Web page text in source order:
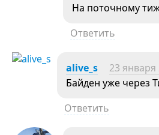
На поточному
Ответить
alive_s 23 января
Байден уже через
Ответить